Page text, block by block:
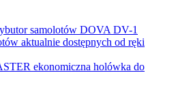
samolotów DOVA DV-1
aktualnie dostępnych od ręki
ekonomiczna holówka do